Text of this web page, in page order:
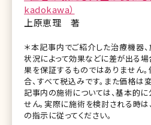
kadokawa）
上原恵理 著
＊本記事内でご紹介した治療機器
状況によって効果などに差が出る場
果を保証するものではありません
合、すべて税込みです。また価格は
記事内の施術については、基本的
せん。実際に施術を検討される時は
の指示に従ってください。